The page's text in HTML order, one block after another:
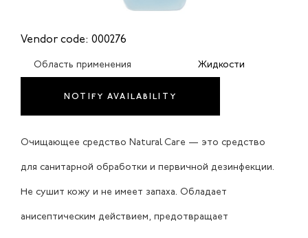
Vendor code: 000276
Область применения Жидкости
NOTIFY AVAILABILITY
Очищающее средство Natural Care — это средство
для санитарной обработки и первичной дезинфекции.
Не сушит кожу и не имеет запаха. Обладает
анисептическим действием, предотвращает